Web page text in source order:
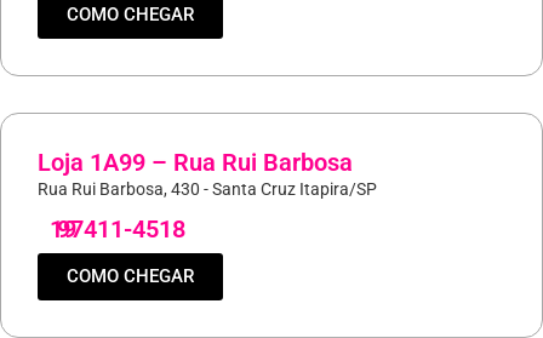
COMO CHEGAR
Loja 1A99 – Rua Rui Barbosa
Rua Rui Barbosa, 430 - Santa Cruz Itapira/SP
19
97411-4518
COMO CHEGAR